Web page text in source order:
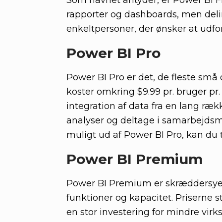
rapporter og dashboards, men
enkeltpersoner, der ønsker at
Power BI Pro
Power BI Pro er det, de fleste
koster omkring $9.99 pr. bruger
integration af data fra en lang
analyser og deltage i
muligt ud af Power BI Pro, kan
Power BI Premium
Power BI Premium er
funktioner og kapacitet. Priserne
en stor investering for mindre